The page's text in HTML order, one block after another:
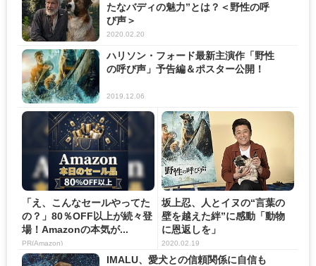
たなバディの魅力”とは？＜野性の呼
び声＞
2020.02.20
ハリソン・フォード最新主演作「野性
の呼び声」予告編＆ポスター公開！
2019.12.06
「え、こんなセールやってた
の？」80％OFF以上が続々登
場！Amazonの本気が...
PR(Amazon)
坂上忍、人とイヌの“言葉の
壁を越えた絆”に感動「動物
に恩返しを」
2020.02.19
IMALU、愛犬との信頼関係に自信も